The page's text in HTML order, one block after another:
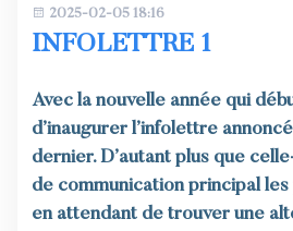
2025-02-05 18:16
INFOLETTRE 1
Avec la nouvelle année qui
d’inaugurer l’infolettre
dernier. D’autant plus que
de communication principal
en attendant de trouver une